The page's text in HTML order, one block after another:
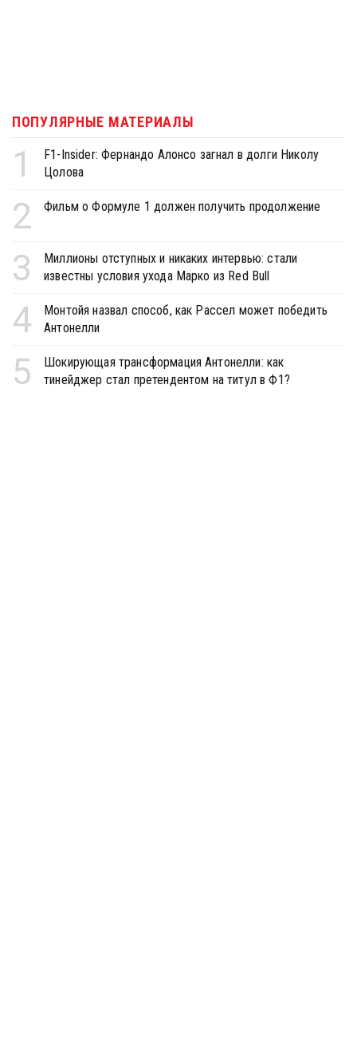
ПОПУЛЯРНЫЕ МАТЕРИАЛЫ
1
F1-Insider: Фернандо Алонсо загнал в долги Николу
Цолова
2 Фильм о Формуле 1 должен получить продолжение
3
Миллионы отступных и никаких интервью: стали
известны условия ухода Марко из Red Bull
4
Монтойя назвал способ, как Рассел может победить
Антонелли
5
Шокирующая трансформация Антонелли: как
тинейджер стал претендентом на титул в Ф1?